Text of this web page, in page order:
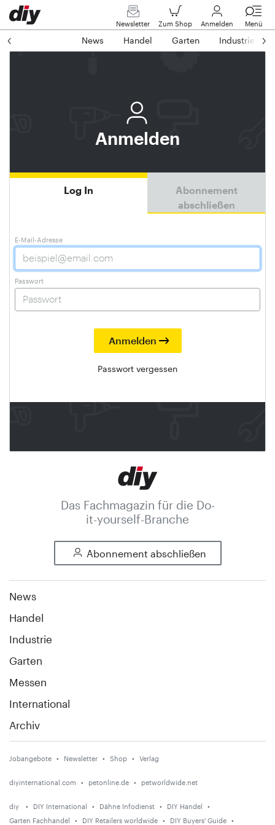
Newsletter Zum Shop Anmelden Menü
News Handel Garten Industrie
Anmelden
Log In
Abonnement
abschließen
E-Mail-Adresse
Passwort
Passwort vergessen
Das Fachmagazin für die Do-
it-yourself-Branche
Abonnement abschließen
News
Handel
Industrie
Garten
Messen
International
Archiv
Jobangebote Newsletter Shop Verlag
diyinternational.com petonline.de petworldwide.net
diy DIY International Dähne Infodienst
DIY Handel
Garten Fachhandel
DIY Retailers worldwide DIY Buyers' Guide